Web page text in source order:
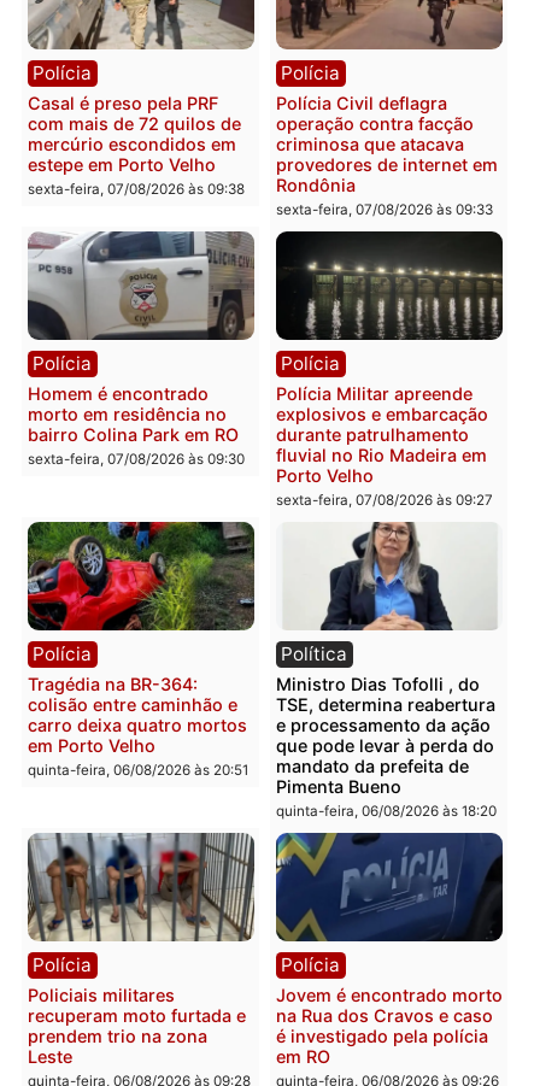
sexta-feira, 07/08/2026 às 18:49
Polícia
apresenta documentos
que comprovam
transparência e legalidade
na operação alvo da PF
sexta-feira, 07/08/2026 às 12:24
Polícia
Polícia Federal apreende
400 quilos de drogas e
prende motorista em RO
sexta-feira, 07/08/2026 às
Casal é preso pela PRF
com mais de 72 quilos de
mercúrio escondidos em
estepe em Porto Velho
sexta-feira, 07/08/2026 às 09:38
Polícia
Polícia Civil deflagra
operação contra facção
criminosa que atacava
provedores de internet
Rondônia
sexta-feira, 07/08/2026 às
Polícia
Homem é encontrado
morto em residência no
bairro Colina Park em RO
sexta-feira, 07/08/2026 às 09:30
Polícia
Polícia Militar apreende
explosivos e
durante patrulhamento
fluvial no Rio Madeira em
Porto Velho
sexta-feira, 07/08/2026 às